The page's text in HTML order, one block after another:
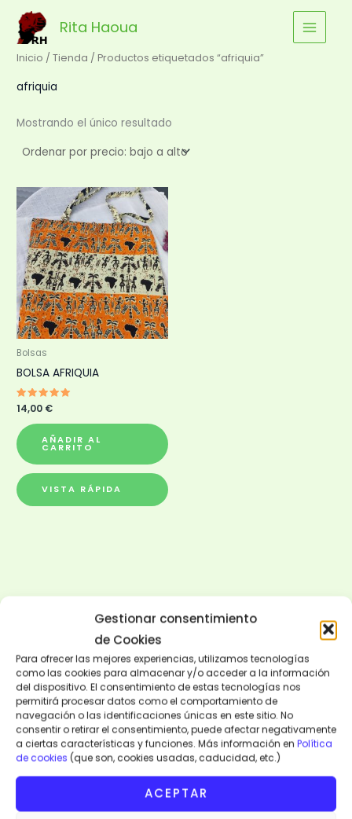
Gestionar consentimiento
de Cookies
Para ofrecer las mejores experiencias, utilizamos tecnologías
como las cookies para almacenar y/o acceder a la información
del dispositivo. El consentimiento de estas tecnologías nos
permitirá procesar datos como el comportamiento de
navegación o las identificaciones únicas en este sitio. No
consentir o retirar el consentimiento, puede afectar negativamente
a ciertas características y funciones. Más información en Política
de cookies (que son, cookies usadas, caducidad, etc.)
ACEPTAR
contenido
Rita Haoua
Categorias
Moda y Complementos
(94)
Inicio /Tienda / Productos etiquetados “afriquia”
afriquia
Mostrando el único resultado
Bolsas
BOLSA AFRIQUIA
Valorado
con
5.00
de 5
14,00 €
AÑADIR AL
CARRITO
VISTA RÁPIDA